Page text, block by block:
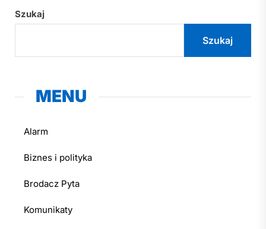
Szukaj
Szukaj
MENU
Alarm
Biznes i polityka
Brodacz Pyta
Komunikaty